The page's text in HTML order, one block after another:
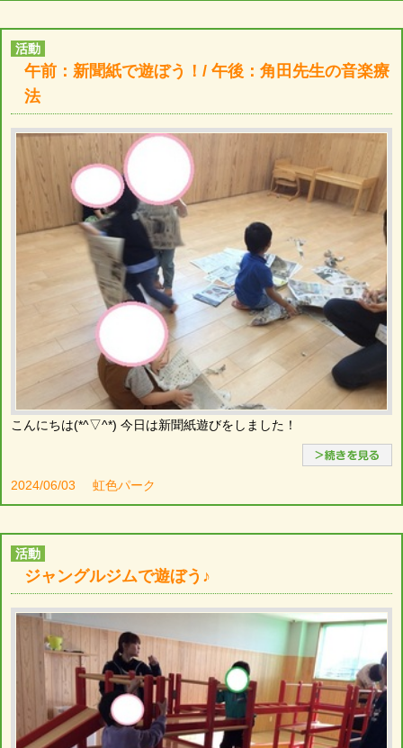
活動
午前：新聞紙で遊ぼう！/ 午後：角田先生の音楽療
法
こんにちは(*^▽^*) 今日は新聞紙遊びをしました！
2024/06/03 虹色パーク
活動
ジャングルジムで遊ぼう♪